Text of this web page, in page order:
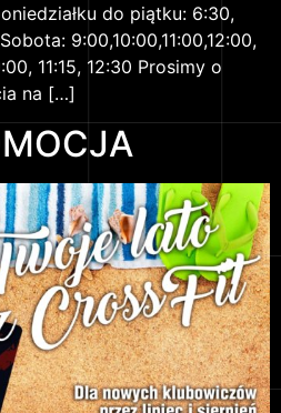
do piątku: 6:30,
9:00,10:00,11:00,12:00,
11:15, 12:30 Prosimy o
na […]